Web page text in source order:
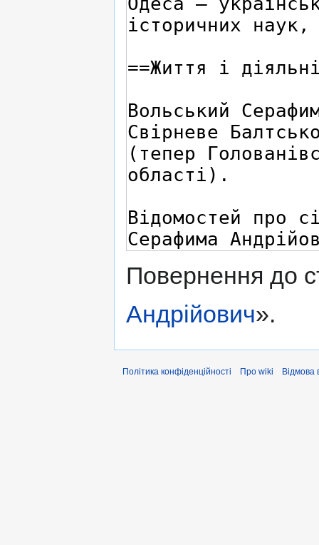
Повернення до
Андрійович».
Політика конфіденційності Про wiki Відмова